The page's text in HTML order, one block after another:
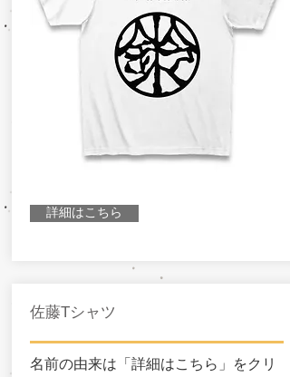
詳細はこちら
佐藤Tシャツ
名前の由来は「詳細はこちら」をクリ